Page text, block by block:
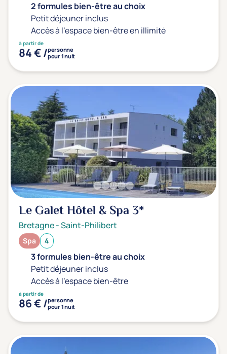
2 formules bien-être au choix
Petit déjeuner inclus
Accès à l'espace bien-être en illimité
à partir de
84 € /personne
pour 1 nuit
Le Galet Hôtel & Spa 3*
Bretagne-Saint-Philibert
Spa 4
3 formules bien-être au choix
Petit déjeuner inclus
Accès à l'espace bien-être
à partir de
86 € /personne
pour 1 nuit